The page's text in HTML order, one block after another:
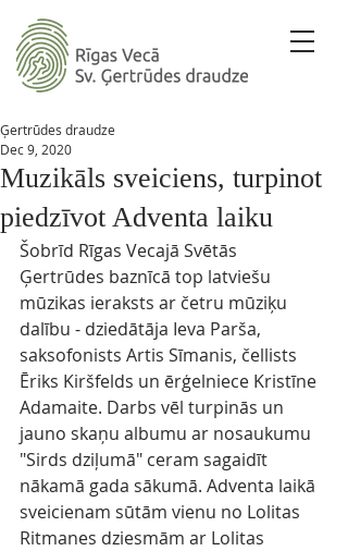
Muzikāls sveiciens, turpinot
piedzīvot Adventa laiku
Ģertrūdes draudze
Dec 9, 2020
Šobrīd Rīgas Vecajā Svētās
Ģertrūdes baznīcā top latviešu
mūzikas ieraksts ar četru mūziķu
dalību - dziedātāja Ieva Parša,
saksofonists Artis Sīmanis, čellists
Ēriks Kiršfelds un ērģelniece Kristīne
Adamaite. Darbs vēl turpinās un
jauno skaņu albumu ar nosaukumu
"Sirds dziļumā" ceram sagaidīt
nākamā gada sākumā. Adventa laikā
sveicienam sūtām vienu no Lolitas
Ritmanes dziesmām ar Lolitas